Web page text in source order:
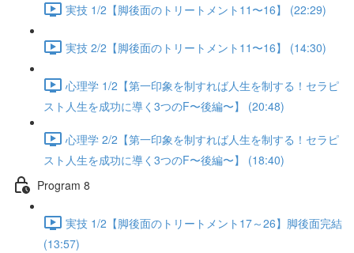
実技 1/2【脚後面のトリートメント11〜16】 (22:29)
実技 2/2【脚後面のトリートメント11〜16】 (14:30)
心理学 1/2【第一印象を制すれば人生を制する！セラピ
スト人生を成功に導く3つのF〜後編〜】 (20:48)
心理学 2/2【第一印象を制すれば人生を制する！セラピ
スト人生を成功に導く3つのF〜後編〜】 (18:40)
Program 8
実技 1/2【脚後面のトリートメント17～26】脚後面完結
(13:57)